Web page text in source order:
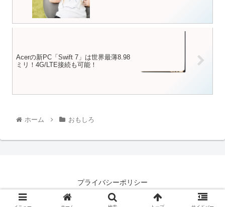
Acerの新PC「Swift 7」は世界最薄8.98
ミリ！4G/LTE接続も可能！
ホーム おもしろ
プライバシーポリシー
© 2017-2026 デガジェット｜Amazon高評価まとめ.